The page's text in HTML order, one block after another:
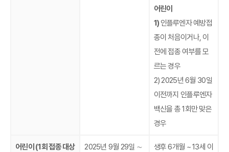
어린이
1)인플루엔자 예방접
종이 처음이거나, 이
전에 접종 여부를 모
르는 경우
2) 2025년 6월 30일
이전까지 인플루엔자
백신을 총 1회만 맞은
경우
어린이 (1회 접종 대상
2025년 9월 29일 ∼
생후 6개월 ~ 13세 이